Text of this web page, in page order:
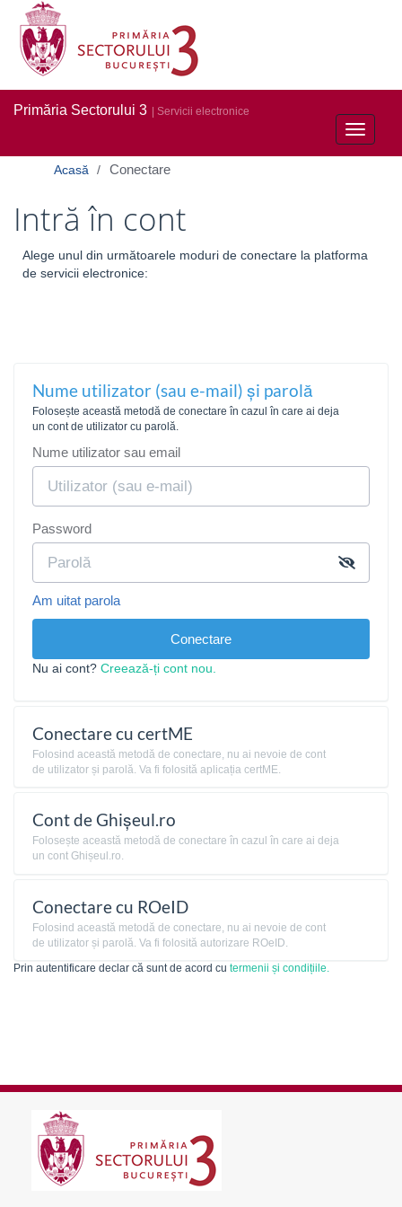
Toggle
Primăria Sectorului 3 | Servicii electronice
Acasă Conectare
Intră în cont
Alege unul din următoarele moduri de conectare la platforma
de servicii electronice:
Nume utilizator (sau e-mail) și parolă
Folosește această metodă de conectare în cazul în care ai deja
un cont de utilizator cu parolă.
Nume utilizator sau email
Password
Am uitat parola
Conectare
Nu ai cont? Creează-ți cont nou.
Conectare cu certME
Folosind această metodă de conectare, nu ai nevoie de cont
de utilizator și parolă. Va fi folosită aplicația certME.
Cont de Ghișeul.ro
Folosește această metodă de conectare în cazul în care ai deja
un cont Ghișeul.ro.
Conectare cu ROeID
Folosind această metodă de conectare, nu ai nevoie de cont
de utilizator și parolă. Va fi folosită autorizare ROeID.
Prin autentificare declar că sunt de acord cu termenii și condițiile.